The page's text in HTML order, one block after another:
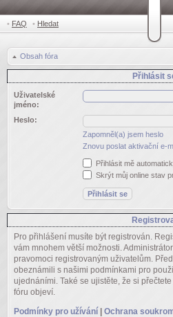
• FAQ • Hledat
Obsah fóra
Přihlásit
Uživatelské
jméno:
Heslo:
Zapomněl(a) jsem heslo
Znovu poslat aktivační e-
Přihlásit mě
Skrýt můj online stav
Pro přihlášení musíte být registrován.
vám mnohem větší možnosti.
pravomoci registrovaným uživatelům.
obeznámili s našimi podmínkami pro
ujednáními. Také se ujistěte, že si
fóru objeví.
Podmínky pro užívání
Ochrana